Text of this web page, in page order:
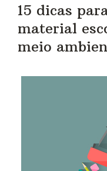
15 dicas
material
meio